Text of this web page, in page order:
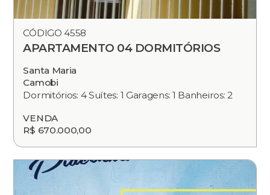
CÓDIGO 4558
APARTAMENTO 04 DORMITÓRIOS
Santa Maria
Camobi
Dormitórios: 4 Suítes: 1 Garagens: 1 Banheiros: 2
VENDA
R$ 670.000,00